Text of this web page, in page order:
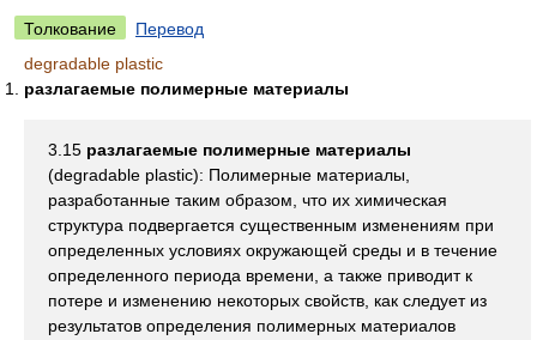
Толкование
Перевод
degradable plastic
разлагаемые полимерные материалы
3.15 разлагаемые полимерные материалы
(degradable plastic): Полимерные материалы,
разработанные таким образом, что их химическая
структура подвергается существенным изменениям при
определенных условиях окружающей среды и в течение
определенного периода времени, а также приводит к
потере и изменению некоторых свойств, как следует из
результатов определения полимерных материалов